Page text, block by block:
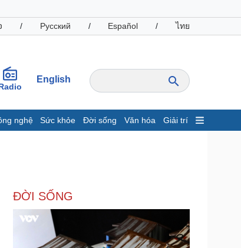
/ Русский / Español / ไทย
English
nghệ Sức khỏe Đời sống Văn hóa Giải trí
Giá cà phê
Công nghệ
ĐỜI SỐNG